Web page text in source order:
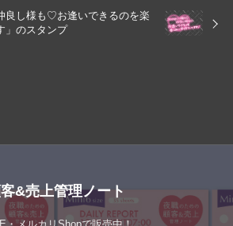
良し様も♡お逢いできるのを楽
」のスタンプ
&売上管理ノート